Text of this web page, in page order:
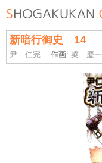
新暗行御史 14
尹 仁完 作画:梁 慶一